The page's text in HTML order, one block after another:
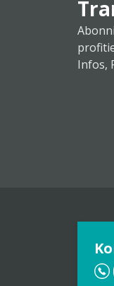
Infos,